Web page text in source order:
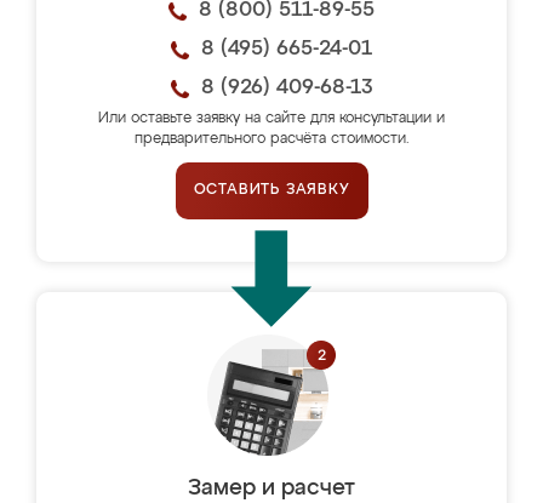
8 (800) 511-89-55
8 (495) 665-24-01
8 (926) 409-68-13
Или оставьте заявку на сайте для консультации и
предварительного расчёта стоимости.
ОСТАВИТЬ ЗАЯВКУ
Замер и расчет